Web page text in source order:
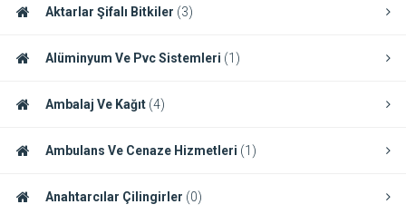
Aktarlar Şifalı Bitkiler (3)
Alüminyum Ve Pvc Sistemleri (1)
Ambalaj Ve Kağıt (4)
Ambulans Ve Cenaze Hizmetleri (1)
Anahtarcılar Çilingirler (0)